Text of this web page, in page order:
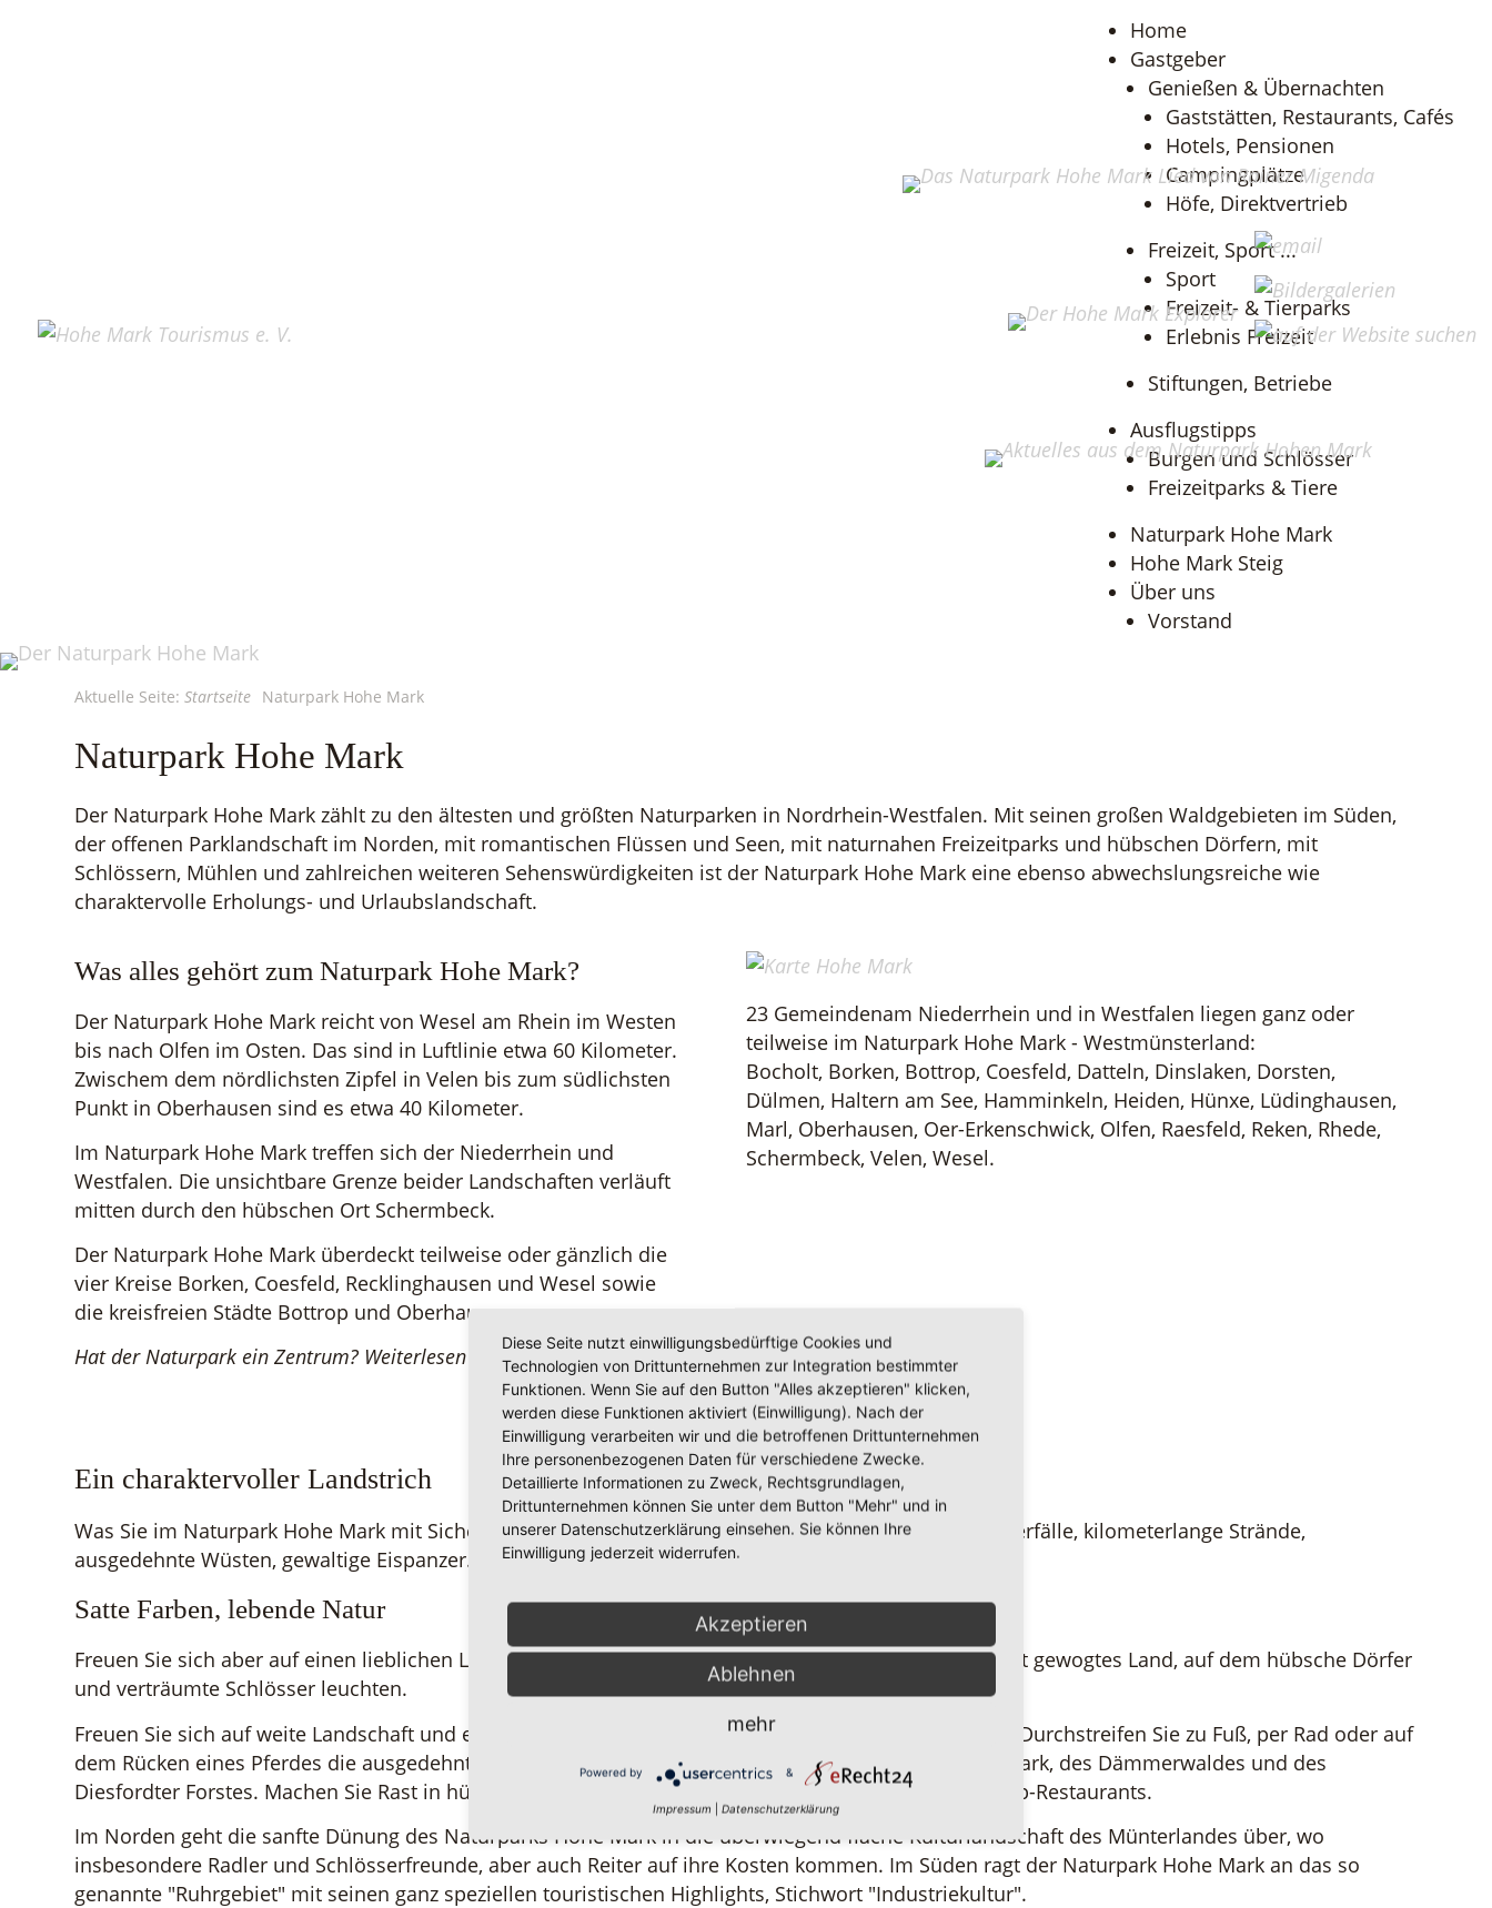
Home
Gastgeber
Genießen & Übernachten
Gaststätten, Restaurants, Cafés
Hotels, Pensionen
Campingplätze
Höfe, Direktvertrieb
Freizeit, Sport ...
Sport
Freizeit- & Tierparks
Erlebnis Freizeit
Stiftungen, Betriebe
Ausflugstipps
Burgen und Schlösser
Freizeitparks & Tiere
Naturpark Hohe Mark
Hohe Mark Steig
Über uns
Vorstand
Aktuelle Seite:Startseite Naturpark Hohe Mark
Naturpark Hohe Mark
Der Naturpark Hohe Mark zählt zu den ältesten und größten Naturparken in Nordrhein-Westfalen. Mit seinen großen Waldgebieten im Süden,
der offenen Parklandschaft im Norden, mit romantischen Flüssen und Seen, mit naturnahen Freizeitparks und hübschen Dörfern, mit
Schlössern, Mühlen und zahlreichen weiteren Sehenswürdigkeiten ist der Naturpark Hohe Mark eine ebenso abwechslungsreiche wie
charaktervolle Erholungs- und Urlaubslandschaft.
Was alles gehört zum Naturpark Hohe Mark?
Der Naturpark Hohe Mark reicht von Wesel am Rhein im Westen
bis nach Olfen im Osten. Das sind in Luftlinie etwa 60 Kilometer.
Zwischem dem nördlichsten Zipfel in Velen bis zum südlichsten
Punkt in Oberhausen sind es etwa 40 Kilometer.
Im Naturpark Hohe Mark treffen sich der Niederrhein und
Westfalen. Die unsichtbare Grenze beider Landschaften verläuft
mitten durch den hübschen Ort Schermbeck.
Der Naturpark Hohe Mark überdeckt teilweise oder gänzlich die
vier Kreise Borken, Coesfeld, Recklinghausen und Wesel sowie
die kreisfreien Städte Bottrop und Oberhausen.
23 Gemeindenam Niederrhein und in Westfalen liegen ganz oder
teilweise im Naturpark Hohe Mark - Westmünsterland:
Bocholt, Borken, Bottrop, Coesfeld, Datteln, Dinslaken, Dorsten,
Dülmen, Haltern am See, Hamminkeln, Heiden, Hünxe, Lüdinghausen,
Marl, Oberhausen, Oer-Erkenschwick, Olfen, Raesfeld, Reken, Rhede,
Schermbeck, Velen, Wesel.
Hat der Naturpark ein Zentrum? Weiterlesen ...
Ein charaktervoller Landstrich
Was Sie im Naturpark Hohe Mark mit Sicherheit nicht finden: himmelhohe Felszinnen, tosende Wasserfälle, kilometerlange Strände,
ausgedehnte Wüsten, gewaltige Eispanzer.
Satte Farben, lebende Natur
Freuen Sie sich aber auf einen lieblichen Landstrich in den satten Farben lebender Natur, auf ein sanft gewogtes Land, auf dem hübsche Dörfer
und verträumte Schlösser leuchten.
Freuen Sie sich auf weite Landschaft und enge Gassen, auf einsame Pfade und gesellige Gaststuben. Durchstreifen Sie zu Fuß, per Rad oder auf
dem Rücken eines Pferdes die ausgedehnten Wälder der Haard, der "kleinen" Hohe Mark, der Üfter Mark, des Dämmerwaldes und des
Diesfordter Forstes. Machen Sie Rast in hübschen Gaststuben, gemütlichen Bauernhof-Cafés oder Top-Restaurants.
Im Norden geht die sanfte Dünung des Naturparks Hohe Mark in die überwiegend flache Kulturlandschaft des Münterlandes über, wo
insbesondere Radler und Schlösserfreunde, aber auch Reiter auf ihre Kosten kommen. Im Süden ragt der Naturpark Hohe Mark an das so
genannte "Ruhrgebiet" mit seinen ganz speziellen touristischen Highlights, Stichwort "Industriekultur".
Diese Seite nutzt einwilligungsbedürftige Cookies und
Technologien von Drittunternehmen zur Integration bestimmter
Funktionen. Wenn Sie auf den Button "Alles akzeptieren" klicken,
werden diese Funktionen aktiviert (Einwilligung). Nach der
Einwilligung verarbeiten wir und die betroffenen Drittunternehmen
Ihre personenbezogenen Daten für verschiedene Zwecke.
Detaillierte Informationen zu Zweck, Rechtsgrundlagen,
Drittunternehmen können Sie unter dem Button "Mehr" und in
unserer Datenschutzerklärung einsehen. Sie können Ihre
Einwilligung jederzeit widerrufen.
Akzeptieren
Ablehnen
mehr
Powered by &
Impressum | Datenschutzerklärung